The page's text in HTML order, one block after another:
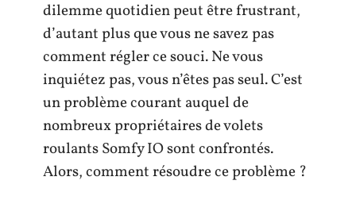
dilemme quotidien peut être frustrant,
d’autant plus que vous ne savez pas
comment régler ce souci. Ne vous
inquiétez pas, vous n’êtes pas seul. C’est
un problème courant auquel de
nombreux propriétaires de volets
roulants Somfy IO sont confrontés.
Alors, comment résoudre ce problème ?